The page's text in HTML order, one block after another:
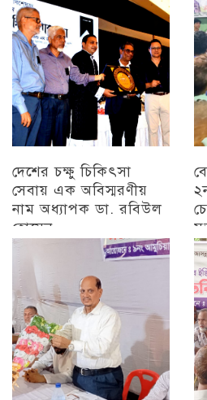
বিজয় মিছিল
চট্টগ্রাম
দেশের চক্ষু চিকিৎসা
সেবায় এক অবিস্মরণীয়
নাম অধ্যাপক ডা. রবিউল
হোসেন